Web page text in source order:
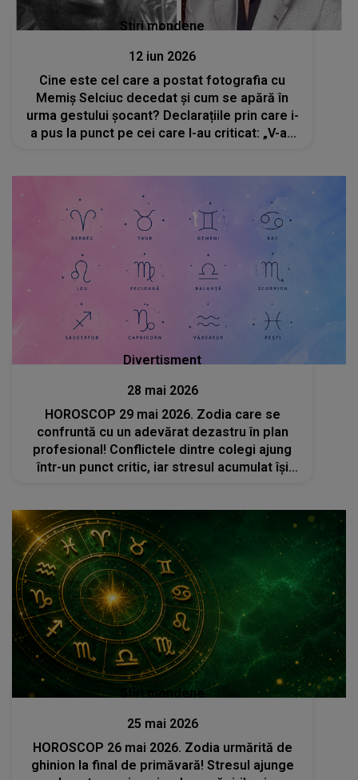
Stiri mondene
12 iun 2026
Cine este cel care a postat fotografia cu
Memiș Selciuc decedat și cum se apără în
urma gestului șocant? Declarațiile prin care i-
a pus la punct pe cei care l-au criticat: „V-ați
Divertisment
28 mai 2026
HOROSCOP 29 mai 2026. Zodia care se
confruntă cu un adevărat dezastru în plan
profesional! Conflictele dintre colegi ajung
într-un punct critic, iar stresul acumulat își
Stiri mondene
25 mai 2026
HOROSCOP 26 mai 2026. Zodia urmărită de
ghinion la final de primăvară! Stresul ajunge